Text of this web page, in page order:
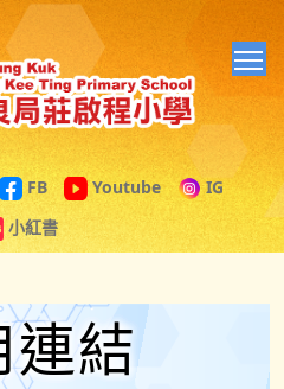
FB Youtube
IG
小紅書
連結